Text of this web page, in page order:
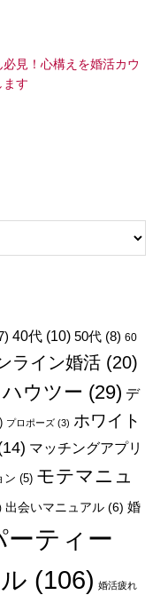
必見！心構えを婚活カウ
ます
40代(10) 50代(8) 60
ライン婚活(20)
ウツー (29) デ
プロポーズ(3) ホワイト
マッチングアプリ
ン (5) モテマニュ
出会いマニュアル(6) 婚
ーティー
(106) 婚活疲れ